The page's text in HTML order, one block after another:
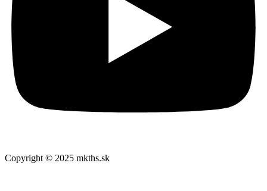
Copyright © 2025 mkths.sk